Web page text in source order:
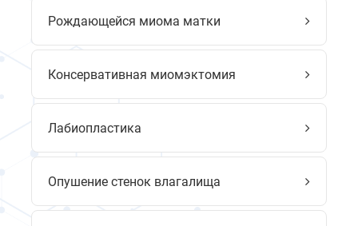
Рождающейся миома матки
Консервативная миомэктомия
Лабиопластика
Опушение стенок влагалища